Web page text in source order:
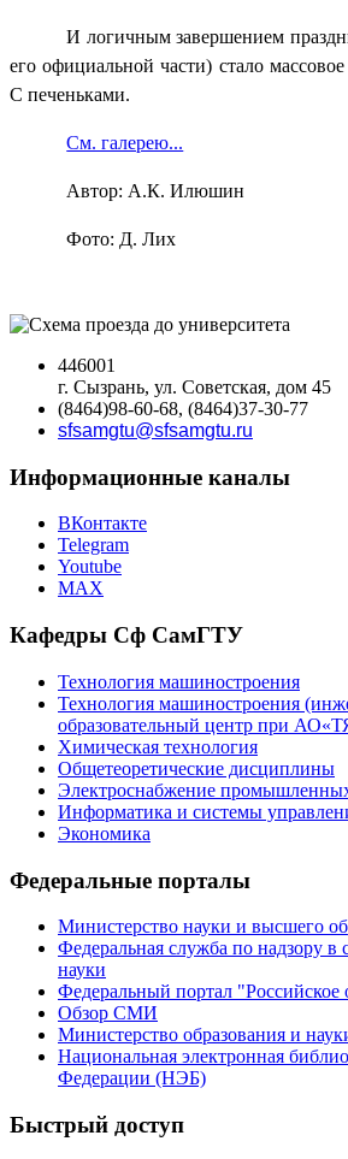
И логичным завершением
его официальной части) стало
С печеньками.
См. галерею...
Автор: А.К. Илюшин
Фото: Д. Лих
446001
г. Сызрань, ул. Советская, дом 45
(8464)98-60-68, (8464)37-30-77
sfsamgtu@sfsamgtu.ru
Информационные каналы
ВКонтакте
Telegram
Youtube
MAX
Кафедры Сф СамГТУ
Технология машиностроения
Технология машиностроения
образовательный центр при
Химическая технология
Общетеоретические дисциплины
Электроснабжение
Информатика и системы
Экономика
Федеральные порталы
Министерство науки и высшего
Федеральная служба по надзору в
науки
Федеральный портал "Российское
Обзор СМИ
Министерство образования и
Национальная электронная
Федерации (НЭБ)
Быстрый доступ